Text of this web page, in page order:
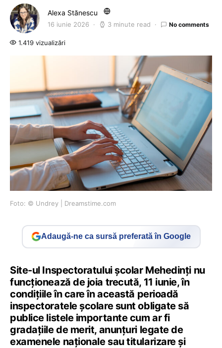
Alexa Stănescu
16 iunie 2026 3 minute read No comments
1.419 vizualizări
Foto: © Undrey | Dreamstime.com
Adaugă-ne ca sursă preferată în Google
Site-ul Inspectoratului școlar Mehedinți nu
funcționează de joia trecută, 11 iunie, în
condițiile în care în această perioadă
inspectoratele școlare sunt obligate să
publice listele importante cum ar fi
gradațiile de merit, anunțuri legate de
examenele naționale sau titularizare și